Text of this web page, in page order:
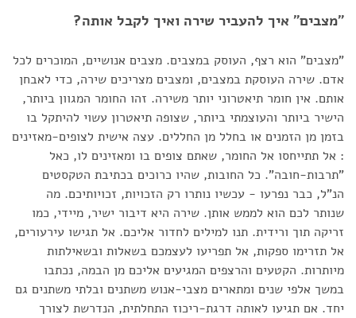
"מצבים" איך להעביר שירה ואיך לקבל אותה?
"מצבים" הוא רצף, העוסק במצבים. מצבים אנושיים, המוכרים לכל
אדם. שירה העוסקת במצבים, ומצבים מצריכים שירה, כדי לאבחן
אותם. אין חומר תיאטרוני יותר משירה. זהו החומר המגוון ביותר,
הישיר ביותר והעוצמתי ביותר, שצופה תיאטרון עשוי להיתקל בו
בזמן מן הזמנים או בחלל מן החללים. עצה אישית לצופים-מאזינים
: אל תתייחסו אל החומר, שאתם צופים בו ומאזינים לו, כאל
"תרבות-חובה". כל החובות, שהיו כרוכים בכתיבת הטקסטים
הנ"ל, כבר נפרעו - עכשיו נותרו רק הזכויות, זכויותיכם. מה
שנותר לכם הוא לממש אותן. שירה היא דיבור ישיר, מיידי, כמו
זריקה תוך ורידית. תנו למילים לחדור אליכם. אל תגישו עירעורים,
אל תזרימו ספקות, אל תפריעו לעצמכם בשאלות ובשאילתות
מיותרות. הקטעים והרצפים המגיעים אליכם מן הבמה, נכתבו
במשך אלפי שנים ומתארים מצבי-אנוש משתנים ובלתי משתנים גם
יחד. אם תגיעו לאותה דרגת-ריכוז התחלתית, הנדרשת לצורך